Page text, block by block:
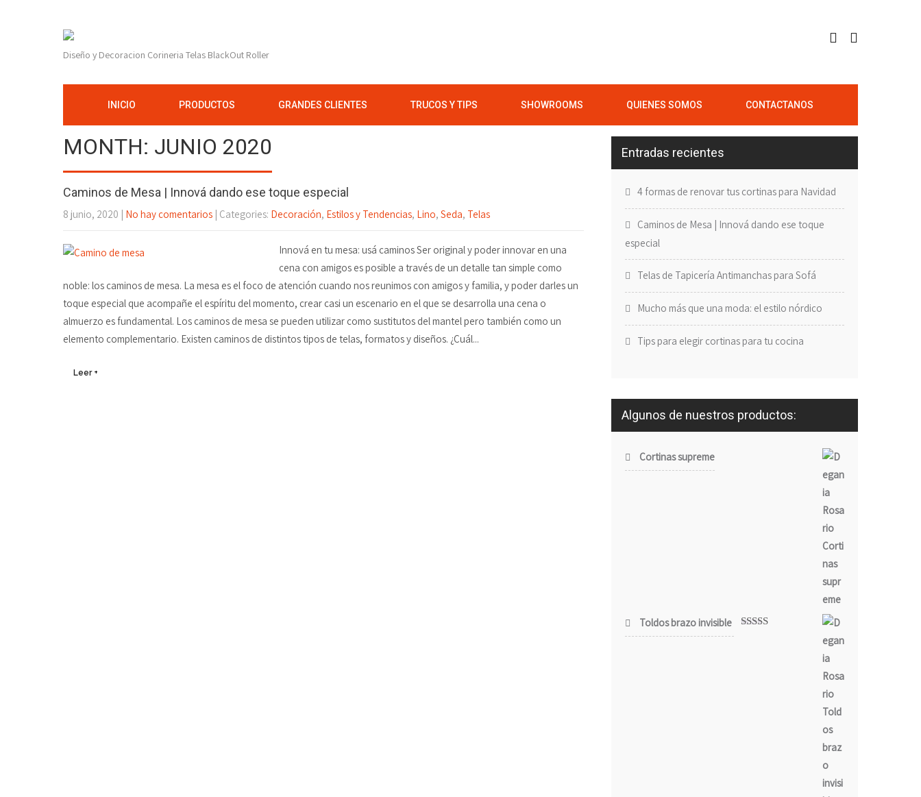
Diseño y Decoracion Corineria Telas BlackOut Roller
INICIO PRODUCTOS GRANDES CLIENTES TRUCOS Y TIPS SHOWROOMS QUIENES SOMOS CONTACTANOS
MONTH: JUNIO 2020
Caminos de Mesa | Innová dando ese toque especial
8 junio, 2020 | No hay comentarios | Categories: Decoración, Estilos y Tendencias, Lino, Seda, Telas
Innová en tu mesa: usá caminos Ser original y poder innovar en una
cena con amigos es posible a través de un detalle tan simple como
noble: los caminos de mesa. La mesa es el foco de atención cuando nos reunimos con amigos y familia, y poder darles un
toque especial que acompañe el espíritu del momento, crear casi un escenario en el que se desarrolla una cena o
almuerzo es fundamental. Los caminos de mesa se pueden utilizar como sustitutos del mantel pero también como un
elemento complementario. Existen caminos de distintos tipos de telas, formatos y diseños. ¿Cuál...
Leer +
Entradas recientes
4 formas de renovar tus cortinas para Navidad
Caminos de Mesa | Innová dando ese toque
especial
Telas de Tapicería Antimanchas para Sofá
Mucho más que una moda: el estilo nórdico
Tips para elegir cortinas para tu cocina
Algunos de nuestros productos:
Cortinas supreme
Toldos brazo invisible